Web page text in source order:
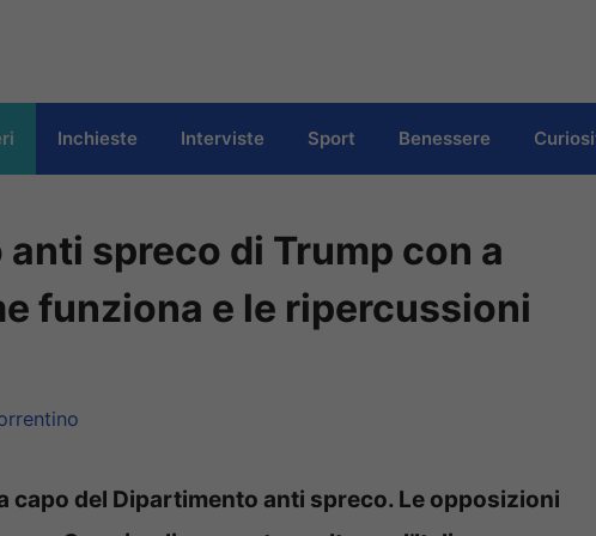
Inchieste Interviste Sport Benessere
spreco di Trump con a
funziona e le ripercussioni
capo del Dipartimento anti spreco. Le opposizioni